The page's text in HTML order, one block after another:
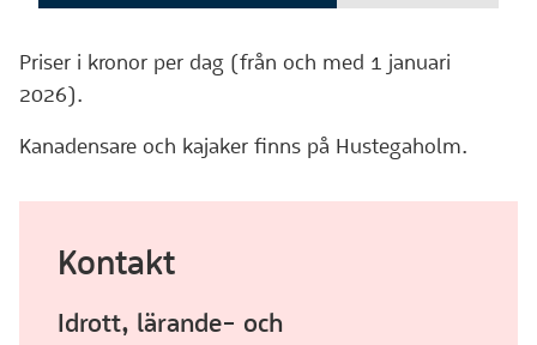
Priser i kronor per dag (från och med 1 januari
2026).
Kanadensare och kajaker finns på Hustegaholm.
Kontakt
Idrott, lärande- och